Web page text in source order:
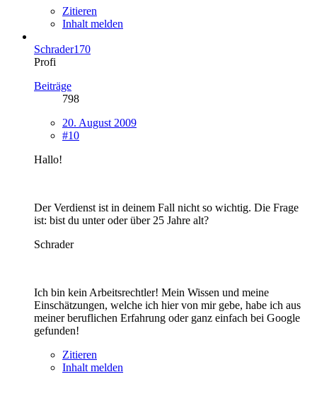
Zitieren
Inhalt melden
Schrader170
Profi
Beiträge
798
20. August 2009
#10
Hallo!
Der Verdienst ist in deinem Fall nicht so wichtig. Die Frage
ist: bist du unter oder über 25 Jahre alt?
Schrader
Ich bin kein Arbeitsrechtler! Mein Wissen und meine
Einschätzungen, welche ich hier von mir gebe, habe ich aus
meiner beruflichen Erfahrung oder ganz einfach bei Google
gefunden!
Zitieren
Inhalt melden